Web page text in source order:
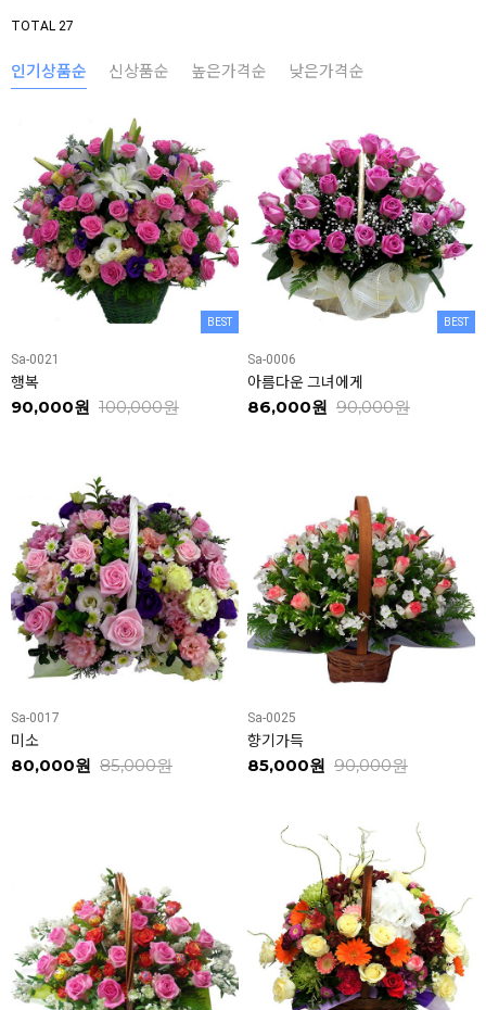
TOTAL 27
인기상품순 신상품순 높은가격순 낮은가격순
BEST
Sa-0021
행복
90,000원 100,000원
BEST
Sa-0006
아름다운 그녀에게
86,000원 90,000원
Sa-0017
미소
80,000원 85,000원
Sa-0025
향기가득
85,000원 90,000원